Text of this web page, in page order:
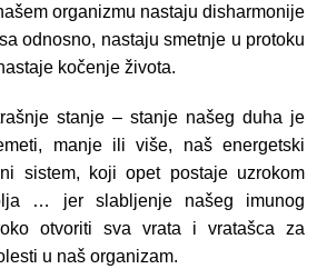
organizmu nastaju disharmonije
odnosno, nastaju smetnje u protoku
kočenje života.
stanje – stanje našeg duha je
manje ili više, naš energetski
sistem, koji opet postaje uzrokom
… jer slabljenje našeg imunog
otvoriti sva vrata i vratašca za
u naš organizam.